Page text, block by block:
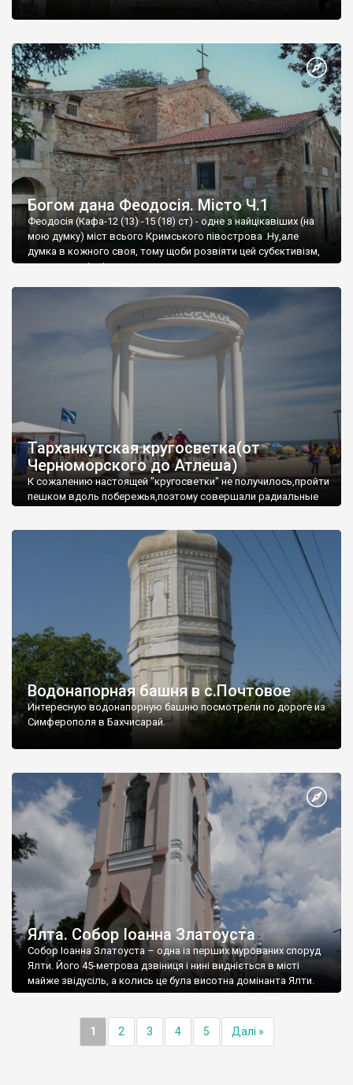
Богом дана Феодосія. Місто Ч.1
Феодосія (Кафа-12 (13) -15 (18) ст) - одне з найцікавіших (на
мою думку) міст всього Кримського півострова .Ну,але
думка в кожного своя, тому щоби розвіяти цей субєктивізм,
запрошую відвідати це
Тарханкутская кругосветка(от
Черноморского до Атлеша)
К сожалению настоящей "кругосветки" не получилось,пройти
пешком вдоль побережья,поэтому совершали радиальные
Водонапорная башня в с.Почтовое
Интересную водонапорную башню посмотрели по дороге из
Симферополя в Бахчисарай.
Ялта. Собор Іоанна Златоуста
Собор Іоанна Златоуста – одна із перших мурованих споруд
Ялти. Його 45-метрова дзвіниця і нині видніється в місті
майже звідусіль, а колись це була висотна домінанта Ялти.
1 2 3 4 5 Далі »